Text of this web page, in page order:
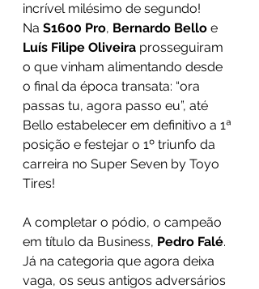
incrível milésimo de segundo!
Na S1600 Pro, Bernardo Bello e
Luís Filipe Oliveira prosseguiram
o que vinham alimentando desde
o final da época transata: “ora
passas tu, agora passo eu”, até
Bello estabelecer em definitivo a 1ª
posição e festejar o 1º triunfo da
carreira no Super Seven by Toyo
Tires!
A completar o pódio, o campeão
em título da Business, Pedro Falé.
Já na categoria que agora deixa
vaga, os seus antigos adversários